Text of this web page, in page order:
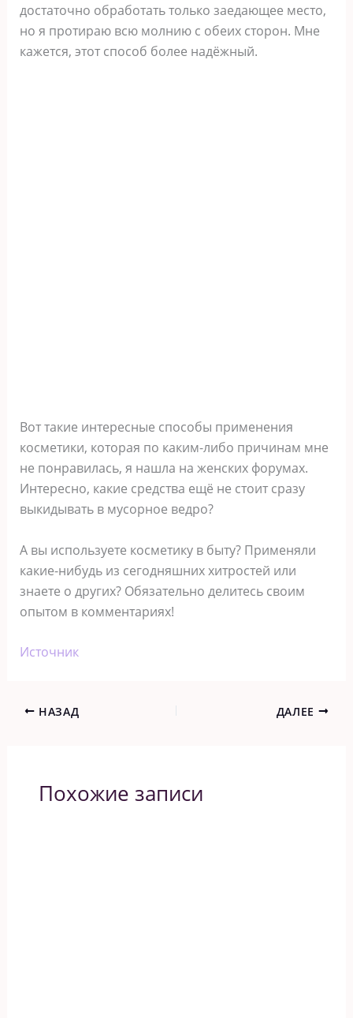
достаточно обработать только заедающее место,
но я протираю всю молнию с обеих сторон. Мне
кажется, этот способ более надёжный.
Вот такие интересные способы применения
косметики, которая по каким-либо причинам мне
не понравилась, я нашла на женских форумах.
Интересно, какие средства ещё не стоит сразу
выкидывать в мусорное ведро?
А вы используете косметику в быту? Применяли
какие-нибудь из сегодняшних хитростей или
знаете о других? Обязательно делитесь своим
опытом в комментариях!
Источник
НАЗАД ДАЛЕЕ
Похожие записи